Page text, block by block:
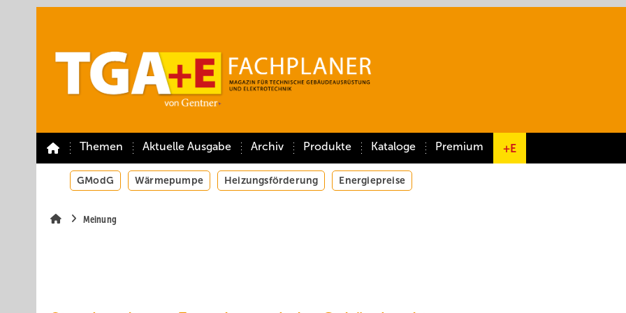
Themen Aktuelle Ausgabe Archiv Produkte Kataloge Premium +E
GModG Wärmepumpe Heizungsförderung Energiepreise
Meinung